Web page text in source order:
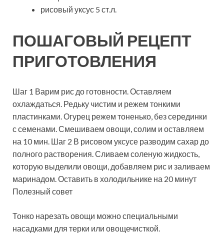
рисовый уксус 5 ст.л.
ПОШАГОВЫЙ РЕЦЕПТ
ПРИГОТОВЛЕНИЯ
Шаг 1 Варим рис до готовности. Оставляем
охлаждаться. Редьку чистим и режем тонкими
пластинками. Огурец режем тоненько, без серединки
с семенами. Смешиваем овощи, солим и оставляем
на 10 мин. Шаг 2 В рисовом уксусе разводим сахар до
полного растворения. Сливаем соленую жидкость,
которую выделили овощи, добавляем рис и заливаем
маринадом. Оставить в холодильнике на 20 минут
Полезный совет
Тонко нарезать овощи можно специальными
насадками для терки или овощечисткой.